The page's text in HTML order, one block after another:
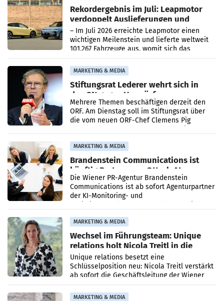
Rekordergebnis im Juli: Leapmotor
verdoppelt Auslieferungen und
überschreitet die 100.000er-Marke
– Im Juli 2026 erreichte Leapmotor einen
wichtigen Meilenstein und lieferte weltweit
101.267 Fahrzeuge aus, womit sich das
Ergebnis gegenüber Juli 2025 mehr als
verdoppelte (+102
MARKETING & MEDIA
Stiftungsrat Lederer wehrt sich in
den SN gegen Vorwürfe
Mehrere Themen beschäftigen derzeit den
ORF. Am Dienstag soll im Stiftungsrat über
die vom neuen ORF-Chef Clemens Pig
MARKETING & MEDIA
Brandenstein Communications ist
künftig Partner von OtterlyAI
Die Wiener PR-Agentur Brandenstein
Communications ist ab sofort Agenturpartner
der KI-Monitoring- und
MARKETING & MEDIA
Wechsel im Führungsteam: Unique
relations holt Nicola Treitl in die
Geschäftsleitung
Unique relations besetzt eine
Schlüsselposition neu: Nicola Treitl verstärkt
ab sofort die Geschäftsleitung der Wiener
PR-Agentur an der Seite von Josef Kalina und
Anna Kalina-Mahr.
MARKETING & MEDIA